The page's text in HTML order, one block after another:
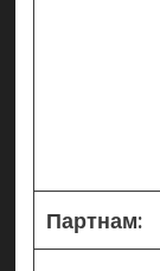
Партнам: